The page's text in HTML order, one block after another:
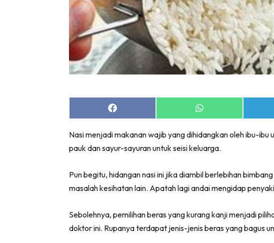
Share
on
Share
on
Nasi menjadi makanan wajib yang dihidangkan oleh ibu-ibu
pauk dan sayur-sayuran untuk seisi keluarga.
Pun begitu, hidangan nasi ini jika diambil berlebihan
masalah kesihatan lain. Apatah lagi andai mengidap
Sebolehnya, pemilihan beras yang kurang kanji menjadi
doktor ini. Rupanya terdapat jenis-jenis beras yang bagus